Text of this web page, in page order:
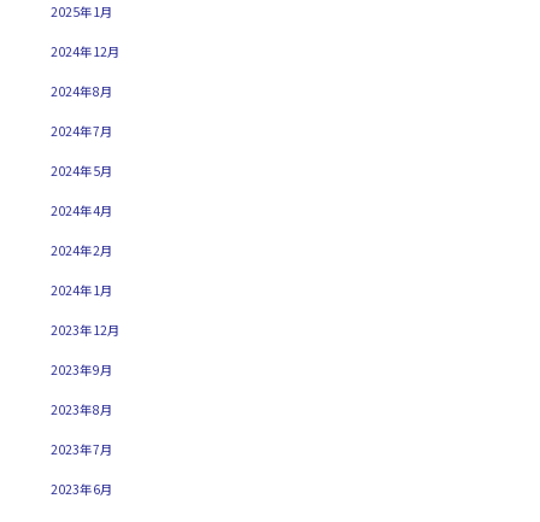
2025年1月
2024年12月
2024年8月
2024年7月
2024年5月
2024年4月
2024年2月
2024年1月
2023年12月
2023年9月
2023年8月
2023年7月
2023年6月